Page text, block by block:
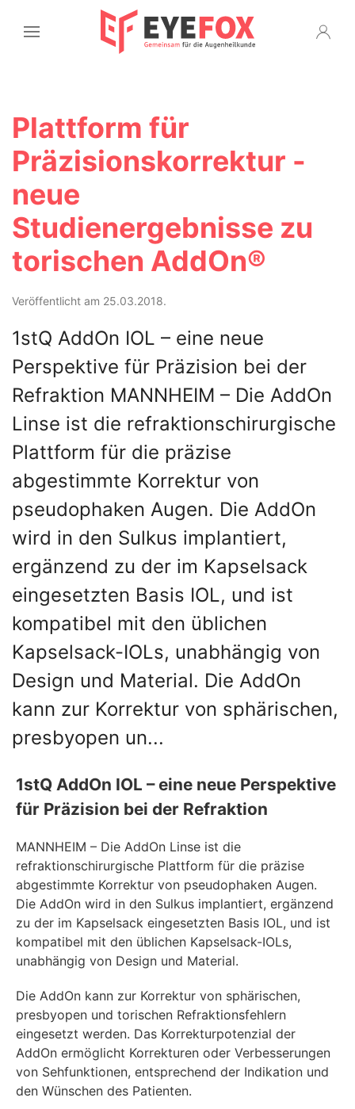
Plattform für
Präzisionskorrektur -
neue
Studienergebnisse zu
torischen AddOn®
Veröffentlicht am 25.03.2018.
1stQ AddOn IOL – eine neue
Perspektive für Präzision bei der
Refraktion MANNHEIM – Die AddOn
Linse ist die refraktionschirurgische
Plattform für die präzise
abgestimmte Korrektur von
pseudophaken Augen. Die AddOn
wird in den Sulkus implantiert,
ergänzend zu der im Kapselsack
eingesetzten Basis IOL, und ist
kompatibel mit den üblichen
Kapselsack-IOLs, unabhängig von
Design und Material. Die AddOn
kann zur Korrektur von sphärischen,
presbyopen un...
1stQ AddOn IOL – eine neue Perspektive
für Präzision bei der Refraktion
MANNHEIM – Die AddOn Linse ist die
refraktionschirurgische Plattform für die präzise
abgestimmte Korrektur von pseudophaken Augen.
Die AddOn wird in den Sulkus implantiert, ergänzend
zu der im Kapselsack eingesetzten Basis IOL, und ist
kompatibel mit den üblichen Kapselsack-IOLs,
unabhängig von Design und Material.
Die AddOn kann zur Korrektur von sphärischen,
presbyopen und torischen Refraktionsfehlern
eingesetzt werden. Das Korrekturpotenzial der
AddOn ermöglicht Korrekturen oder Verbesserungen
von Sehfunktionen, entsprechend der Indikation und
den Wünschen des Patienten.